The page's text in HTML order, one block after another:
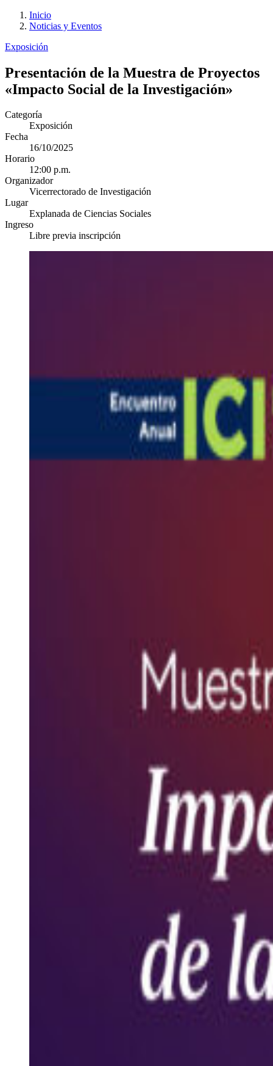
Inicio
Noticias y Eventos
Exposición
Presentación de la Muestra de Proyectos
«Impacto Social de la Investigación»
Categoría
Exposición
Fecha
16/10/2025
Horario
12:00 p.m.
Organizador
Vicerrectorado de Investigación
Lugar
Explanada de Ciencias Sociales
Ingreso
Libre previa inscripción